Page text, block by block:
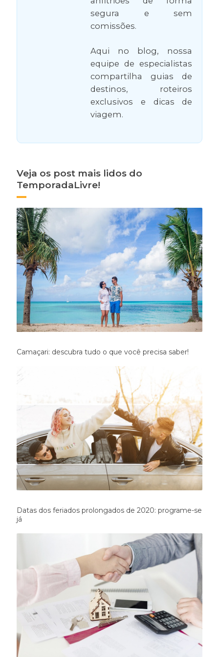
segura e sem
comissões.
Aqui no blog, nossa
equipe de especialistas
compartilha guias de
destinos, roteiros
exclusivos e dicas de
viagem.
Veja os post mais lidos do
TemporadaLivre!
Camaçari: descubra tudo o que você precisa saber!
Datas dos feriados prolongados de 2020: programe-se
já